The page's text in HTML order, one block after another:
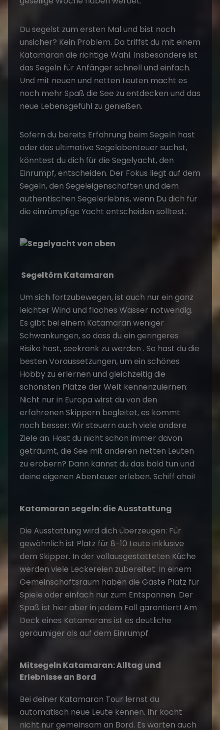
Du segelst zum ersten Mal und bist noch
unsicher? Kein Problem. Da triffst du mit einem
Katamaran die richtige Wahl. Insbesondere ist
das Segeln für Anfänger schnell und einfach.
Und mit neuen und netten Leuten macht es
noch mehr Spaß die See zu entdecken und das
neue Lebensgefühl zu genießen.
Sofern du bereits Erfahrung beim Segeln hast
oder das ultimative Segelabenteuer suchst,
könntest du dich für die Segelyacht, den
Einrumpf, entscheiden. Der Fokus liegt auf dem
Segeln, den Segeleigenschaften und dem
authentischen Segelerlebnis, wenn Du dich für
die einrümpfige Yacht entscheiden solltest.
Segeltörn Katamaran
Um sich fortzubewegen, ist auch nur ein ganz
leichter Wind und flaches Wasser notwendig.
Es gibt bei einem Katamaran weniger
Schwankungen, so dass du ein geringeres
Risiko hast, seekrank zu werden . So hast du die
besten Voraussetzungen, um ein schönes
Hobby zu erlernen und gleichzeitig die
schönsten Plätze der Welt kennenzulernen:
Nicht nur in Europa wirst du von den
erfahrenen Skippern begleitet, es kommt
noch besser: Wir steuern auch viele andere
Ziele an. Hast du nicht schon immer davon
geträumt, die See mit anderen netten Leuten
zu erobern? Dann kannst du das bald tun und
deine eigenen Abenteuer erleben. Schiff ahoi!
Katamaran segeln: die Ausstattung
Die Ausstattung wird dich überzeugen: Für
gewöhnlich ist Platz für 8-10 Leute inklusive
dem Skipper. In der vollausgestatteten Küche
werden viele Leckereien zubereitet. In einem
Gemeinschaftsraum haben die Gäste Platz für
Spiele oder einfach nur zum Entspannen. Der
Spaß ist hier aber in jedem Fall garantiert! Am
Deck eines Katamarans ist es deutliche
geräumiger als auf dem Einrumpf.
Mitsegeln Katamaran: Alltag und
Erlebnisse an Bord
Bei deiner Katamaran Tour lernst du
automatisch neue Leute kennen. Ihr kocht
nicht nur gemeinsam an Bord. Es warten auch